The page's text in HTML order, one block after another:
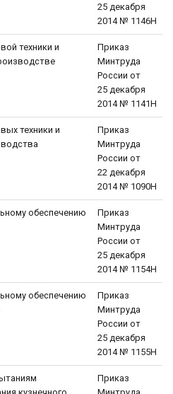
25 декабря
2014 № 1146Н
техники и
Приказ
Минтруда
России от
25 декабря
2014 № 1141Н
техники и
Приказ
Минтруда
России от
22 декабря
2014 № 1090Н
обеспечению
Приказ
Минтруда
России от
25 декабря
2014 № 1154Н
обеспечению
Приказ
Минтруда
России от
25 декабря
2014 № 1155Н
Приказ